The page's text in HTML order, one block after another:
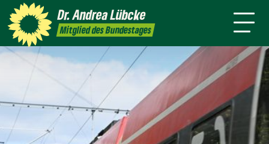
Dr. AndreaLübcke
Mitglied des Bundestages
Termine Presse
mich Themen